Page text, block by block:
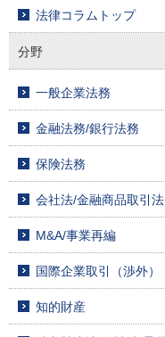
法律コラムトップ
分野
一般企業法務
金融法務/銀行法務
保険法務
会社法/金融商品取引法
M&A/事業再編
国際企業取引（渉外）
知的財産